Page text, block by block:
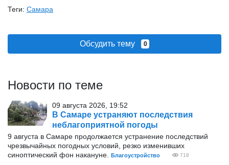
Теги: Самара
Обсудить тему 0
Новости по теме
09 августа 2026, 19:52
В Самаре устраняют последствия
неблагоприятной погоды
9 августа в Самаре продолжается устранение последствий
чрезвычайных погодных условий, резко изменивших
синоптический фон накануне.
Благоустройство 718